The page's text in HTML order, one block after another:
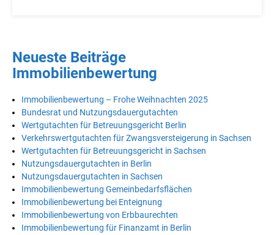
Neueste Beiträge
Immobilienbewertung
Immobilienbewertung – Frohe Weihnachten 2025
Bundesrat und Nutzungsdauergutachten
Wertgutachten für Betreuungsgericht Berlin
Verkehrswertgutachten für Zwangsversteigerung in Sachsen
Wertgutachten für Betreuungsgericht in Sachsen
Nutzungsdauergutachten in Berlin
Nutzungsdauergutachten in Sachsen
Immobilienbewertung Gemeinbedarfsflächen
Immobilienbewertung bei Enteignung
Immobilienbewertung von Erbbaurechten
Immobilienbewertung für Finanzamt in Berlin